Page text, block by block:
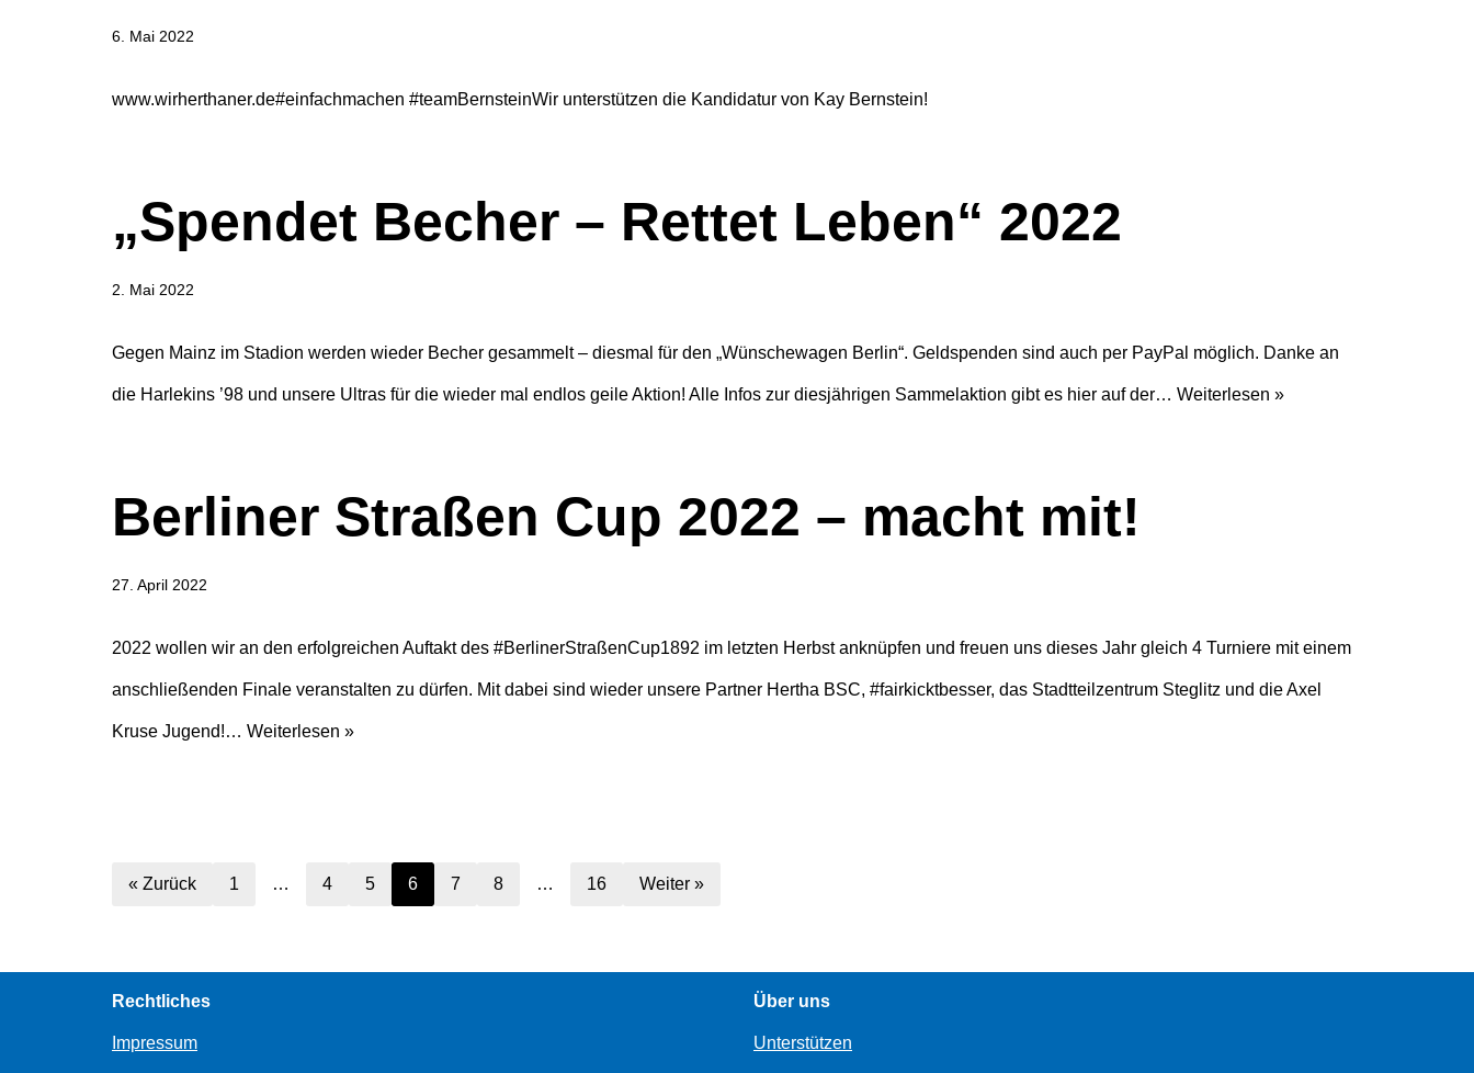
6. Mai 2022
www.wirherthaner.de#einfachmachen #teamBernsteinWir unterstützen die Kandidatur von Kay Bernstein!
„Spendet Becher – Rettet Leben“ 2022
2. Mai 2022
Gegen Mainz im Stadion werden wieder Becher gesammelt – diesmal für den „Wünschewagen Berlin“. Geldspenden sind auch per PayPal möglich. Danke an
die Harlekins ’98 und unsere Ultras für die wieder mal endlos geile Aktion! Alle Infos zur diesjährigen Sammelaktion gibt es hier auf der… Weiterlesen »
Berliner Straßen Cup 2022 – macht mit!
27. April 2022
2022 wollen wir an den erfolgreichen Auftakt des #BerlinerStraßenCup1892 im letzten Herbst anknüpfen und freuen uns dieses Jahr gleich 4 Turniere mit einem
anschließenden Finale veranstalten zu dürfen. Mit dabei sind wieder unsere Partner Hertha BSC, #fairkicktbesser, das Stadtteilzentrum Steglitz und die Axel
Kruse Jugend!… Weiterlesen »
« Zurück 1 … 4 5 6 7 8 … 16 Weiter »
Rechtliches
Impressum
Über uns
Unterstützen